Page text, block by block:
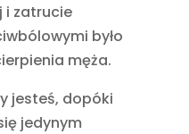
i zatrucie
było
męża.
jesteś, dopóki
jedynym